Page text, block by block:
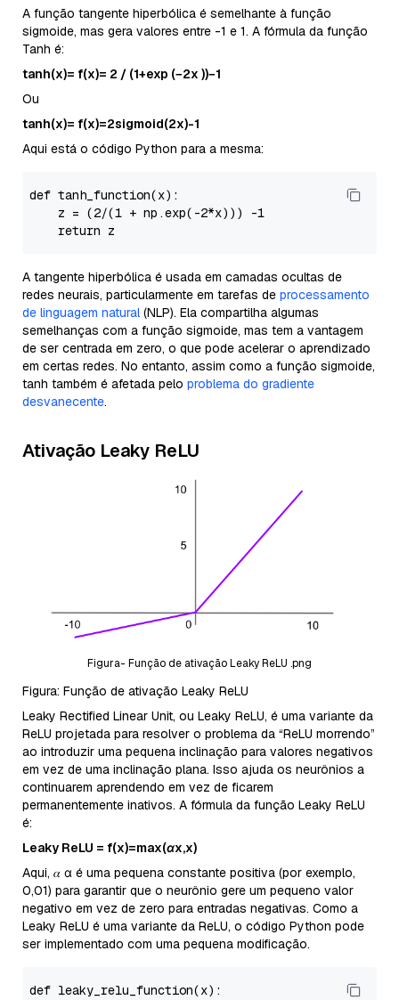
A função tangente hiperbólica é semelhante à função
sigmoide, mas gera valores entre -1 e 1. A fórmula da função
Tanh é:
tanh(x)= f(x)= 2 / (1+exp (−2x ))−1
Ou
tanh(x)= f(x)=2sigmoid(2x)-1
Aqui está o código Python para a mesma:
def tanh_function(x) :
    z =
(2/(1 + np.exp( -2*x)))
-1
return
A tangente hiperbólica é usada em camadas ocultas de
redes neurais, particularmente em tarefas de processamento
de linguagem natural(NLP). Ela compartilha algumas
semelhanças com a função sigmoide, mas tem a vantagem
de ser centrada em zero, o que pode acelerar o aprendizado
em certas redes. No entanto, assim como a função sigmoide,
tanh também é afetada pelo problema do gradiente
desvanecente.
Ativação Leaky ReLU
Figura- Função de ativação Leaky ReLU .png
Figura: Função de ativação Leaky ReLU
Leaky Rectified Linear Unit, ou Leaky ReLU, é uma variante da
ReLU projetada para resolver o problema da “ReLU morrendo”
ao introduzir uma pequena inclinação para valores negativos
em vez de uma inclinação plana. Isso ajuda os neurônios a
continuarem aprendendo em vez de ficarem
permanentemente inativos. A fórmula da função Leaky ReLU
é:
Leaky ReLU = f(x)=max(αx,x)
Aqui, 𝛼 α é uma pequena constante positiva (por exemplo,
0,01) para garantir que o neurônio gere um pequeno valor
negativo em vez de zero para entradas negativas. Como a
Leaky ReLU é uma variante da ReLU, o código Python pode
ser implementado com uma pequena modificação.
def leaky_relu_function(x):